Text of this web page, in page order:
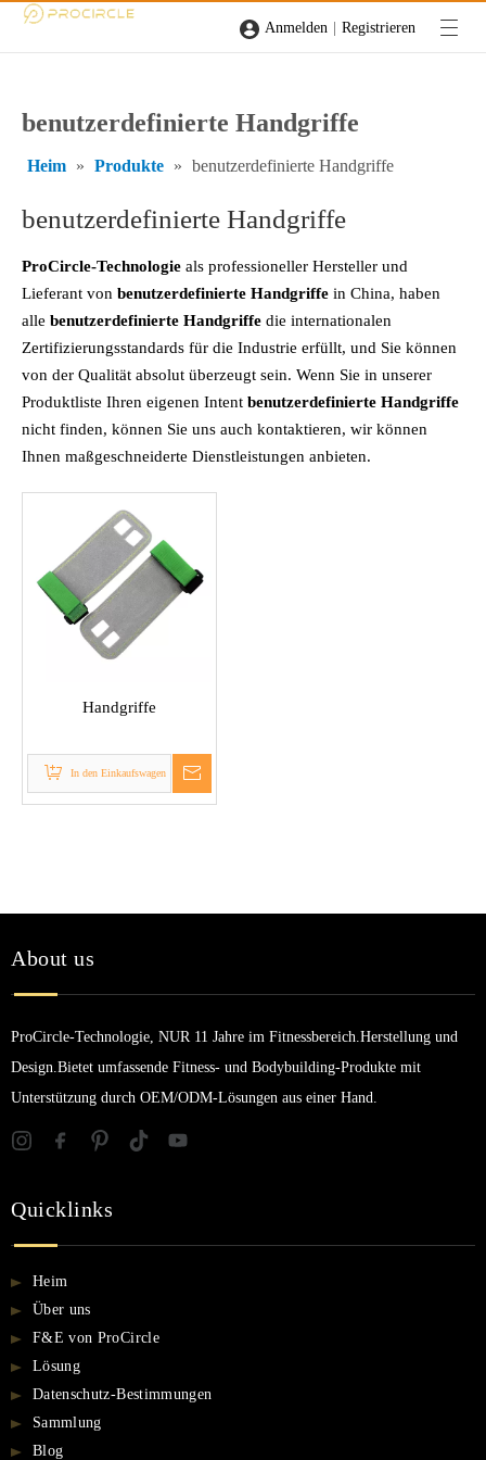
Anmelden | Registrieren
benutzerdefinierte Handgriffe
Heim » Produkte » benutzerdefinierte Handgriffe
benutzerdefinierte Handgriffe
ProCircle-Technologie als professioneller Hersteller und
Lieferant von benutzerdefinierte Handgriffe in China, haben
alle benutzerdefinierte Handgriffe die internationalen
Zertifizierungsstandards für die Industrie erfüllt, und Sie können
von der Qualität absolut überzeugt sein. Wenn Sie in unserer
Produktliste Ihren eigenen Intent benutzerdefinierte Handgriffe
nicht finden, können Sie uns auch kontaktieren, wir können
Ihnen maßgeschneiderte Dienstleistungen anbieten.
Handgriffe
In den Einkaufswagen
About us
ProCircle-Technologie, NUR 11 Jahre im Fitnessbereich.Herstellung und
Design.Bietet umfassende Fitness- und Bodybuilding-Produkte mit
Unterstützung durch OEM/ODM-Lösungen aus einer Hand.
Quicklinks
Heim
Über uns
F&E von ProCircle
Lösung
Datenschutz-Bestimmungen
Sammlung
Blog